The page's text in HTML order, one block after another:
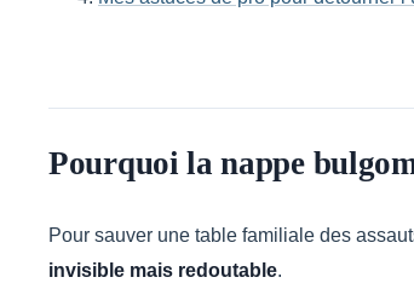
Pourquoi la nappe
Pour sauver une table familiale des
invisible mais redoutable.